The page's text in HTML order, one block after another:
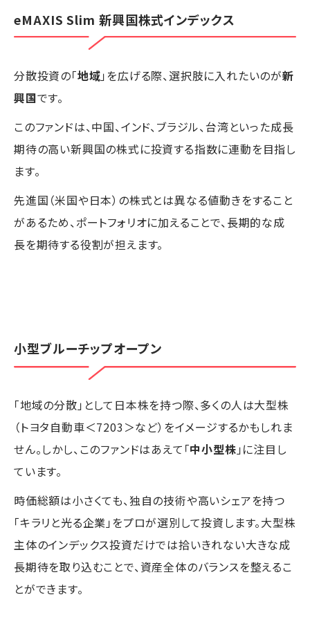
eMAXIS Slim 新興国株式インデックス
分散投資の「地域」を広げる際、選択肢に入れたいのが新
興国です。
このファンドは、中国、インド、ブラジル、台湾といった成長
期待の高い新興国の株式に投資する指数に連動を目指し
ます。
先進国（米国や日本）の株式とは異なる値動きをすること
があるため、ポートフォリオに加えることで、長期的な成
長を期待する役割が担えます。
小型ブルーチップオープン
「地域の分散」として日本株を持つ際、多くの人は大型株
（トヨタ自動車＜7203＞など）をイメージするかもしれま
せん。しかし、このファンドはあえて「中小型株 」に注目し
ています。
時価総額は小さくても、独自の技術や高いシェアを持つ
「キラリと光る企業」をプロが選別して投資します。大型株
主体のインデックス投資だけでは拾いきれない大きな成
長期待を取り込むことで、資産全体のバランスを整えるこ
とができます。